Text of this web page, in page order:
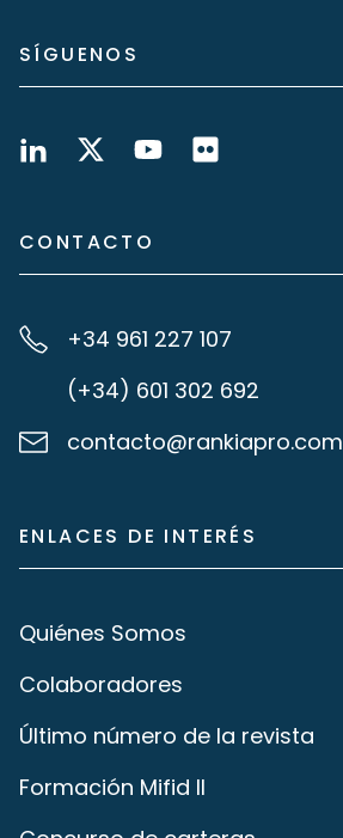
SÍGUENOS
CONTACTO
+34 961 227 107
(+34) 601 302 692
contacto@rankiapro.com
ENLACES DE INTERÉS
Quiénes Somos
Colaboradores
Último número de la revista
Formación Mifid II